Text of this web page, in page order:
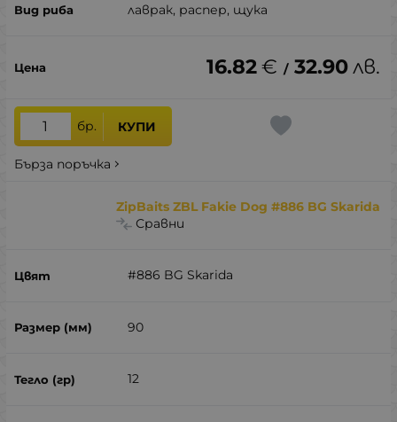
лаврак, распер, щука
16.82€ / 32.90лв.
бр. КУПИ
Бърза поръчка
ZipBaits ZBL Fakie Dog #886 BG Skarida
Сравни
#886 BG Skarida
90
12